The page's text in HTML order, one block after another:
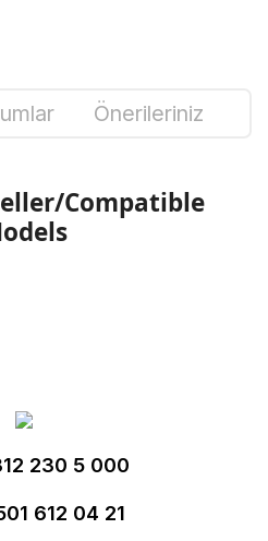
Önerileriniz
Compatible
Yaz
bozuk veya
230 5 000
612 04 21